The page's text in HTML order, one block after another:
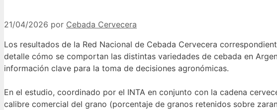
21/04/2026 por Cebada Cervecera
Los resultados de la Red Nacional de Cebada Cervecera
detalle cómo se comportan las distintas variedades de cebada en
información clave para la toma de decisiones agronómicas.
En el estudio, coordinado por el INTA en conjunto con la cadena
calibre comercial del grano (porcentaje de granos retenidos sobre